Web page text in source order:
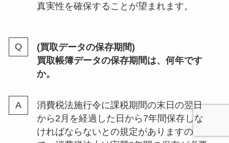
真実性を確保することが望まれます。
(買取データの保存期間)
買取帳簿データの保存期間は、何年です
か。
消費税法施行令に課税期間の末日の翌日
から2月を経過した日から7年間保存しな
ければならないとの規定がありますの